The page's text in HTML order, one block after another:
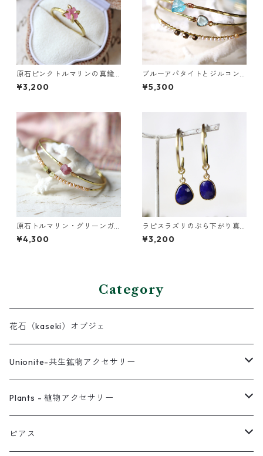
原石ピンクトルマリンの真鍮
リング
¥3,200
ブルーアパタイトとジルコン
の真鍮3連バングル
¥5,300
原石トルマリン・グリーンガ
ーネットの2連バングル
¥4,300
ラピスラズリのぶら下がり真
鍮イヤーカフ
¥3,200
Category
花石（kaseki）オブジェ
Unionite-共生鉱物アクセサリー
ピアス
ネックレス
Plants - 植物アクセサリー
ピアス
ピアス